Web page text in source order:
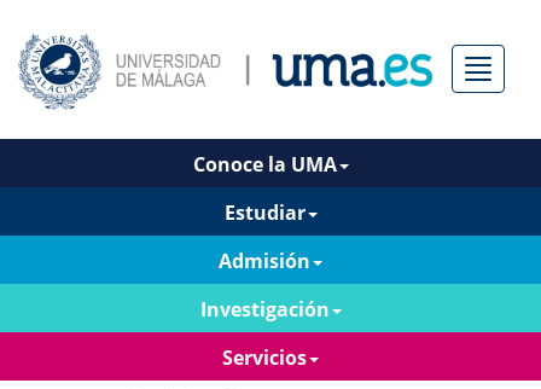
Menú
Conoce la UMA
Estudiar
Admisión
Investigación
Servicios